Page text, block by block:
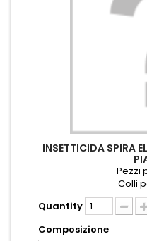
INSETTICIDA SPIRA
Pezzi
Colli
Quantity
Composizione